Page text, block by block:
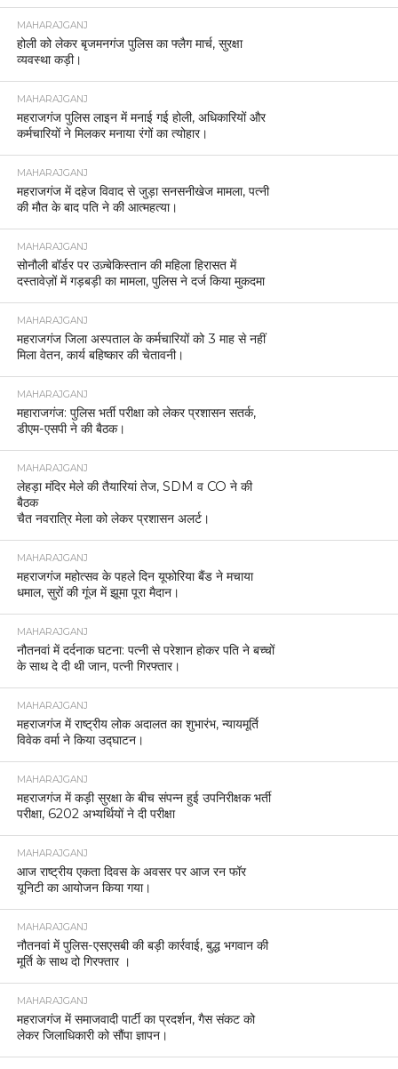
MAHARAJGANJ
होली को लेकर बृजमनगंज पुलिस का फ्लैग मार्च, सुरक्षा
व्यवस्था कड़ी।
MAHARAJGANJ
महराजगंज पुलिस लाइन में मनाई गई होली, अधिकारियों और
कर्मचारियों ने मिलकर मनाया रंगों का त्योहार।
MAHARAJGANJ
महराजगंज में दहेज विवाद से जुड़ा सनसनीखेज मामला, पत्नी
की मौत के बाद पति ने की आत्महत्या।
MAHARAJGANJ
सोनौली बॉर्डर पर उज़्बेकिस्तान की महिला हिरासत में
दस्तावेज़ों में गड़बड़ी का मामला, पुलिस ने दर्ज किया मुकदमा
MAHARAJGANJ
महराजगंज जिला अस्पताल के कर्मचारियों को 3 माह से नहीं
मिला वेतन, कार्य बहिष्कार की चेतावनी।
MAHARAJGANJ
महाराजगंज: पुलिस भर्ती परीक्षा को लेकर प्रशासन सतर्क,
डीएम-एसपी ने की बैठक।
MAHARAJGANJ
लेहड़ा मंदिर मेले की तैयारियां तेज, SDM व CO ने की
बैठक
चैत नवरात्रि मेला को लेकर प्रशासन अलर्ट।
MAHARAJGANJ
महराजगंज महोत्सव के पहले दिन यूफोरिया बैंड ने मचाया
धमाल, सुरों की गूंज में झूमा पूरा मैदान।
MAHARAJGANJ
नौतनवां में दर्दनाक घटना: पत्नी से परेशान होकर पति ने बच्चों
के साथ दे दी थी जान, पत्नी गिरफ्तार।
MAHARAJGANJ
महराजगंज में राष्ट्रीय लोक अदालत का शुभारंभ, न्यायमूर्ति
विवेक वर्मा ने किया उद्घाटन।
MAHARAJGANJ
महराजगंज में कड़ी सुरक्षा के बीच संपन्न हुई उपनिरीक्षक भर्ती
परीक्षा, 6202 अभ्यर्थियों ने दी परीक्षा
MAHARAJGANJ
आज राष्ट्रीय एकता दिवस के अवसर पर आज रन फॉर
यूनिटी का आयोजन किया गया।
MAHARAJGANJ
नौतनवां में पुलिस-एसएसबी की बड़ी कार्रवाई, बुद्ध भगवान की
मूर्ति के साथ दो गिरफ्तार ।
MAHARAJGANJ
महराजगंज में समाजवादी पार्टी का प्रदर्शन, गैस संकट को
लेकर जिलाधिकारी को सौंपा ज्ञापन।